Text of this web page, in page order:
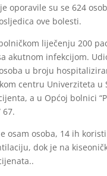
oporavile su se 624
ove bolesti.
liječenju 200
akutnom infekcijom.
u broju
centru Univerziteta u
a u Općoj bolnici
67.
osam osoba, 14 ih koristi
dok je na